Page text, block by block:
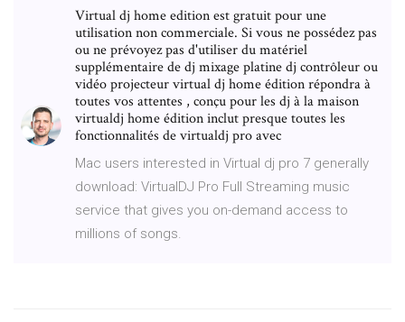
Virtual dj home edition est gratuit pour une
utilisation non commerciale. Si vous ne possédez pas
ou ne prévoyez pas d'utiliser du matériel
supplémentaire de dj mixage platine dj contrôleur ou
vidéo projecteur virtual dj home édition répondra à
toutes vos attentes , conçu pour les dj à la maison
virtualdj home édition inclut presque toutes les
fonctionnalités de virtualdj pro avec
Mac users interested in Virtual dj pro 7 generally
download: VirtualDJ Pro Full Streaming music
service that gives you on-demand access to
millions of songs.